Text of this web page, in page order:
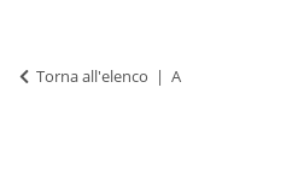
Torna all'elenco A